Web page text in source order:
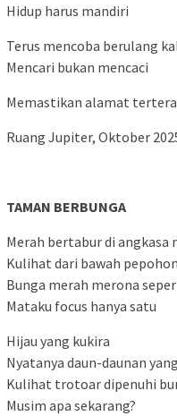
Hidup harus mandiri
Terus mencoba berulang
Mencari bukan mencaci
Memastikan alamat
Ruang Jupiter, Oktober
TAMAN BERBUNGA
Merah bertabur di
Kulihat dari bawah
Bunga merah merona
Mataku focus hanya satu
Hijau yang kukira
Nyatanya daun-daunan
Kulihat trotoar dipenuhi
Musim apa sekarang?